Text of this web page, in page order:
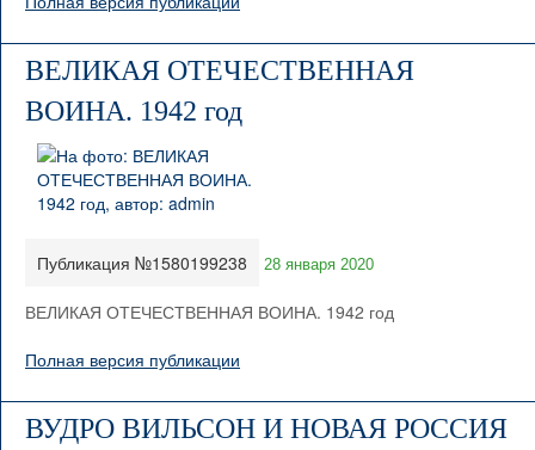
ВЕЛИКАЯ ОТЕЧЕСТВЕННАЯ
ВОИНА. 1942 год
Публикация №1580199238 28 января 2020
ВЕЛИКАЯ ОТЕЧЕСТВЕННАЯ ВОИНА. 1942 год
Полная версия публикации
ВУДРО ВИЛЬСОН И НОВАЯ РОССИЯ